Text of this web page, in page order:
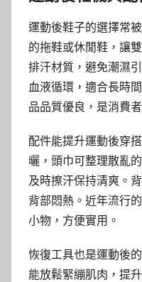
運動後鞋子的選擇常
的拖鞋或休閒鞋，讓
排汗材質，避免潮濕
血液循環，適合長時
品品質優良，是消費
配件能提升運動後穿
曬，頭巾可整理散亂
及時擦汗保持清爽。
背部悶熱。近年流行
小物，方便實用。
恢復工具也是運動後
能放鬆緊繃肌肉，提